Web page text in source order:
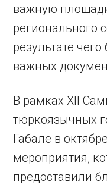
важную
регионального
результате
важных
В рамках XII
тюркоязычных
Габале в
мероприятия,
предоставили